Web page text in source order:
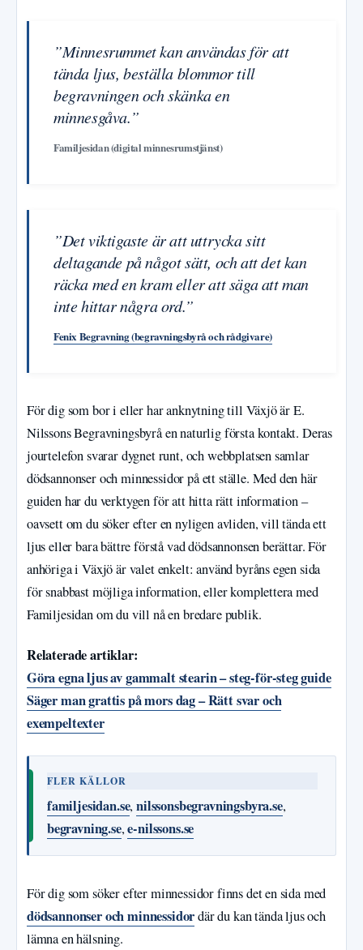
”Minnesrummet kan användas för att
tända ljus, beställa blommor till
begravningen och skänka en
minnesgåva.”
Familjesidan (digital minnesrumstjänst)
”Det viktigaste är att uttrycka sitt
deltagande på något sätt, och att det kan
räcka med en kram eller att säga att man
inte hittar några ord.”
Fenix Begravning (begravningsbyrå och rådgivare)
För dig som bor i eller har anknytning till Växjö är E.
Nilssons Begravningsbyrå en naturlig första kontakt. Deras
jourtelefon svarar dygnet runt, och webbplatsen samlar
dödsannonser och minnessidor på ett ställe. Med den här
guiden har du verktygen för att hitta rätt information –
oavsett om du söker efter en nyligen avliden, vill tända ett
ljus eller bara bättre förstå vad dödsannonsen berättar. För
anhöriga i Växjö är valet enkelt: använd byråns egen sida
för snabbast möjliga information, eller komplettera med
Familjesidan om du vill nå en bredare publik.
Relaterade artiklar:
Göra egna ljus av gammalt stearin – steg-för-steg guide
Säger man grattis på mors dag – Rätt svar och
exempeltexter
FLER KÄLLOR
familjesidan.se,nilssonsbegravningsbyra.se,
begravning.se,e-nilssons.se
För dig som söker efter minnessidor finns det en sida med
dödsannonser och minnessidordär du kan tända ljus och
lämna en hälsning.